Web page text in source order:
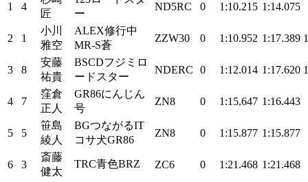
1
4
匠
ー
ND5RC 0 1:10.215 1:14.075
2 1
小川
雅空
ALEX修行中
MR-S蒼
ZZW30 0 1:10.952 1:17.389 1
3 8
安藤
祐貴
BSCDフジミロ
ードスター
NDERC 0 1:12.014 1:17.620 1
4 7
窪倉
正人
GR86にんじん
号
ZN8 0 1:15.647 1:16.443
5 5
笹島
綾人
BGつながるIT
コサ犬GR86
ZN8 0 1:15.877 1:15.877
6 3
斎藤
健太
TRC青色BRZ ZC6 0 1:21.468 1:21.468